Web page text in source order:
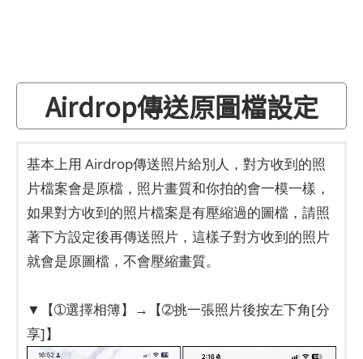
Airdrop傳送原圖檔設定
基本上用 Airdrop傳送照片給別人，對方收到的照
片檔案會是原檔，照片畫質和你拍的會一模一樣，
如果對方收到的照片檔案是有壓縮過的圖檔，請照
著下方設定後再傳送照片，這樣子對方收到的照片
就會是原圖檔，不會壓縮畫質。
▼【➀選擇相簿】→【➁挑一張照片後按左下角[分
享]】